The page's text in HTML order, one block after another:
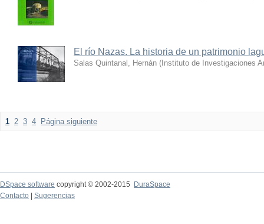
El río Nazas. La historia de un patrimonio
Salas Quintanal, Hernán ( Instituto de Investigaciones
1 2 3 4 Página siguiente
DSpace software copyright © 2002-2015
DuraSpace
Contacto
Sugerencias